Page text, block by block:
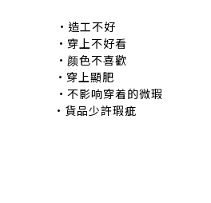
造工不好
•穿上不好看
•颜色不喜歡
•穿上顯肥
不影响穿着的微瑕
歡 •貨品少許瑕疵